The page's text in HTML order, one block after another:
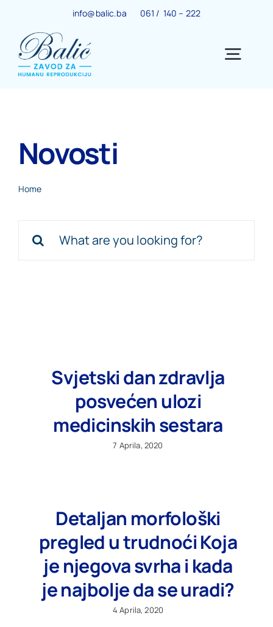
content
info@balic.ba 061 / 140 – 222
Trudnoća
Centar za menopauzu
VIP Club NOVO
Oglas za posao
Novosti
Home
for:
Svjetski dan zdravlja
posvećen ulozi
medicinskih sestara
7 Aprila, 2020
Detaljan morfološki
pregled u trudnoći Koja
je njegova svrha i kada
je najbolje da se uradi?
4 Aprila, 2020